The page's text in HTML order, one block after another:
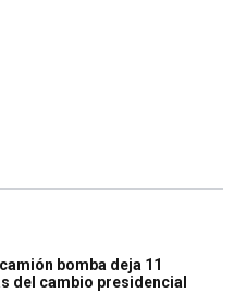
bomba deja 11
del cambio presidencial